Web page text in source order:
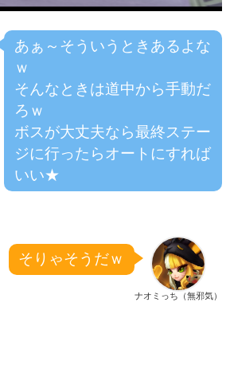
あぁ～そういうときあるよな
ｗ
そんなときは道中から手動だ
ろｗ
ボスが大丈夫なら最終ステー
ジに行ったらオートにすれば
いい★
ナオミっち（無邪気）
そりゃそうだｗ